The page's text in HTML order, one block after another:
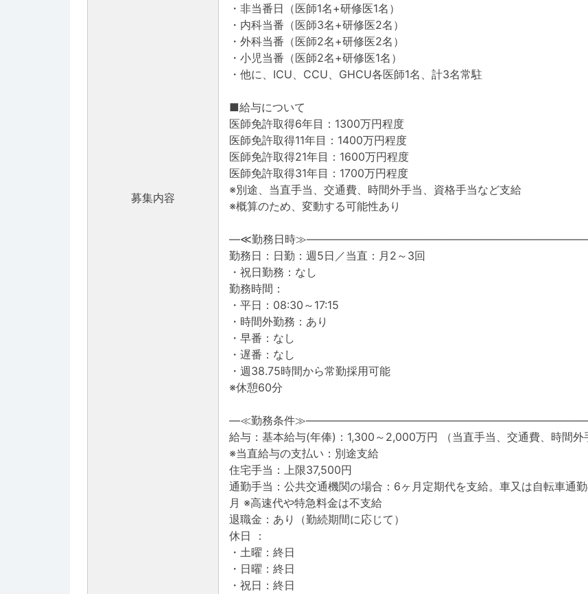
募集内容
・非当番日（医師1名+研修医1名）
・内科当番（医師3名+研修医2名）
・外科当番（医師2名+研修医2名）
・小児当番（医師2名+研修医1名）
・他に、ICU、CCU、GHCU各医師1名、計3名常駐
■給与について
医師免許取得6年目：1300万円程度
医師免許取得11年目：1400万円程度
医師免許取得21年目：1600万円程度
医師免許取得31年目：1700万円程度
※別途、当直手当、交通費、時間外手当、資格手当など支給
※概算のため、変動する可能性あり
―≪勤務日時
勤務日：日勤：週5日／当直：月2～3回
・祝日勤務：なし
勤務時間：
・平日：08:30～17:15
・時間外勤務：あり
・早番：なし
・遅番：なし
・週38.75時間から常勤採用可能
※休憩60分
―≪勤務条件
給与：基本給与(年俸)：1,300～2,000万円 （当直手当、交通費、時間外
※当直給与の支払い：別途支給
住宅手当：上限37,500円
通勤手当：公共交通機関の場合：6ヶ月定期代を支給。車又は自転車通
月 ※高速代や特急料金は不支給
退職金：あり（勤続期間に応じて）
休日 ：
・土曜：終日
・日曜：終日
・祝日：終日